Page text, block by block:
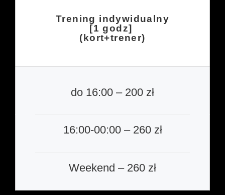
Trening indywidualny
[1 godz]
(kort+trener)
do 16:00 – 200 zł
16:00-00:00 – 260 zł
Weekend – 260 zł